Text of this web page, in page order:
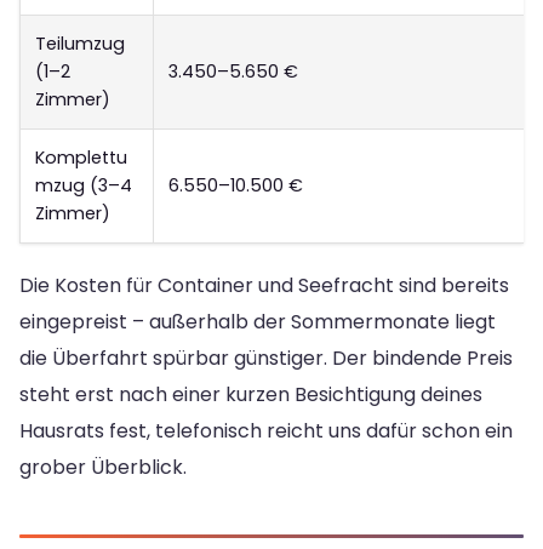
Teilumzug
(1–2
Zimmer)
3.450–5.650 €
Komplettu
mzug (3–4
Zimmer)
6.550–10.500 €
Die Kosten für Container und Seefracht sind bereits
eingepreist – außerhalb der Sommermonate liegt
die Überfahrt spürbar günstiger. Der bindende Preis
steht erst nach einer kurzen Besichtigung deines
Hausrats fest, telefonisch reicht uns dafür schon ein
grober Überblick.